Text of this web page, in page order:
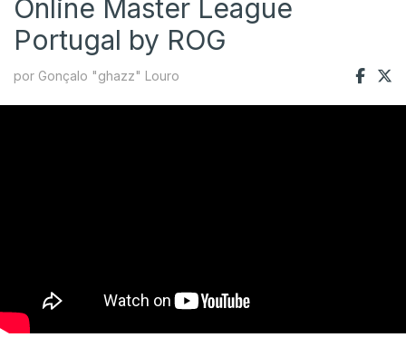
Online Master League
Portugal by ROG
por Gonçalo "ghazz" Louro